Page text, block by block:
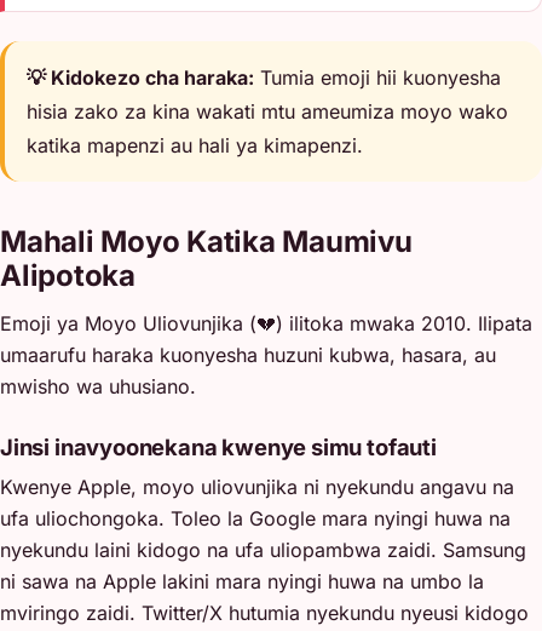
💡 Kidokezo cha haraka: Tumia emoji hii kuonyesha
hisia zako za kina wakati mtu ameumiza moyo wako
katika mapenzi au hali ya kimapenzi.
Mahali Moyo Katika Maumivu
Alipotoka
Emoji ya Moyo Uliovunjika (💔) ilitoka mwaka 2010. Ilipata
umaarufu haraka kuonyesha huzuni kubwa, hasara, au
mwisho wa uhusiano.
Jinsi inavyoonekana kwenye simu tofauti
Kwenye Apple, moyo uliovunjika ni nyekundu angavu na
ufa uliochongoka. Toleo la Google mara nyingi huwa na
nyekundu laini kidogo na ufa uliopambwa zaidi. Samsung
ni sawa na Apple lakini mara nyingi huwa na umbo la
mviringo zaidi. Twitter/X hutumia nyekundu nyeusi kidogo